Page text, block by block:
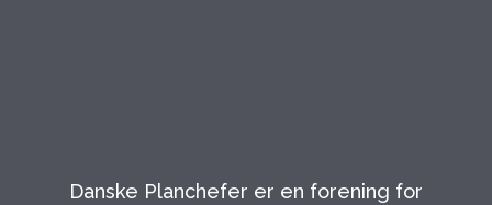
Danske Planchefer er en forening for